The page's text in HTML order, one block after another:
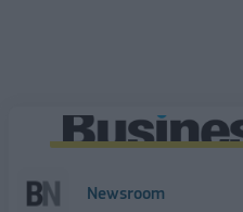
Newsroom